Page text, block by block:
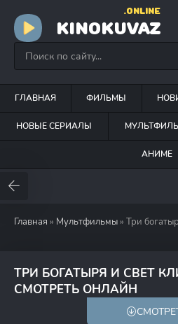
KINOKUVAZ
.ONLINE
ГЛАВНАЯ ФИЛЬМЫ
НОВЫЕ СЕРИАЛЫ
АНИМЕ
Главная » Мультфильмы » Три
ТРИ БОГАТЫРЯ И СВЕТ
СМОТРЕТЬ ОНЛАЙН
5.7